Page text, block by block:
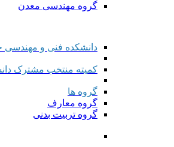
گروه مهندسی معدن
دانشکده فنی و مهندسی
کمیته منتخب مشترک
گروه ها
گروه معارف
گروه تربیت بدنی